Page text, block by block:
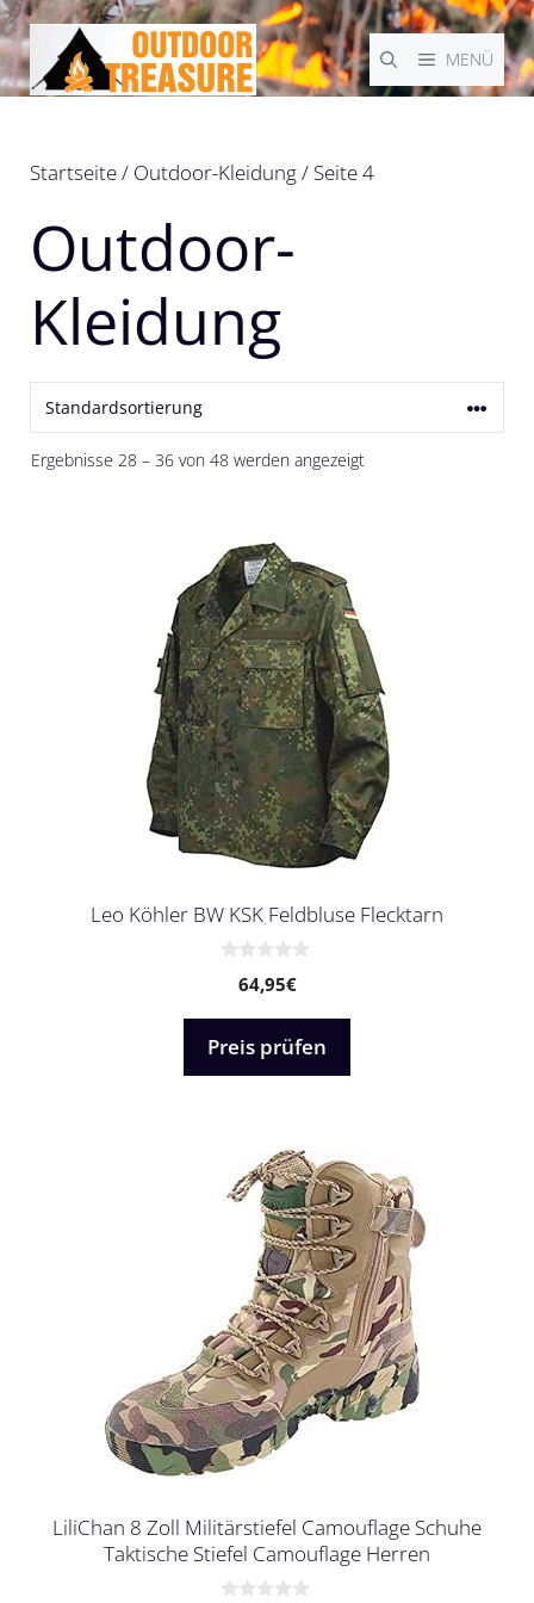
Zum
Inhalt
springen
MENÜ
Startseite/ Outdoor-Kleidung/ Seite 4
Outdoor-
Kleidung
Ergebnisse 28 – 36 von 48 werden angezeigt
Leo Köhler BW KSK Feldbluse Flecktarn
n
5
64,95€
Preis prüfen
LiliChan 8 Zoll Militärstiefel Camouflage Schuhe
Taktische Stiefel Camouflage Herren